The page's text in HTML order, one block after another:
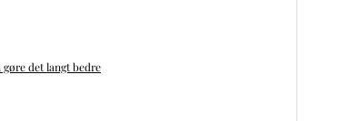
det langt bedre